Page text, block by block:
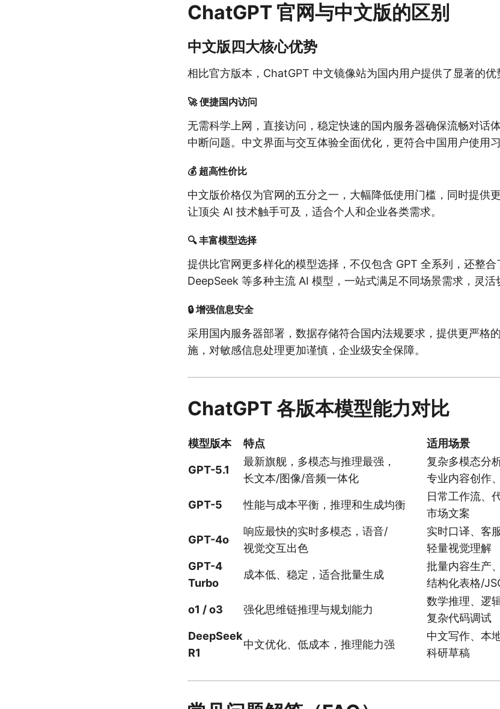
ChatGPT 官网与中文版的区别
中文版四大核心优势
相比官方版本，ChatGPT 中文镜像站为国内用户提供了显著的优
🚀 便捷国内访问
无需科学上网，直接访问，稳定快速的国内服务器确保流畅对话
中断问题。中文界面与交互体验全面优化，更符合中国用户使用习
💰 超高性价比
中文版价格仅为官网的五分之一，大幅降低使用门槛，同时提供
让顶尖 AI 技术触手可及，适合个人和企业各类需求。
🔍 丰富模型选择
提供比官网更多样化的模型选择，不仅包含 GPT 全系列，还整合
DeepSeek 等多种主流 AI 模型，一站式满足不同场景需求，灵活
🔒 增强信息安全
采用国内服务器部署，数据存储符合国内法规要求，提供更严格
施，对敏感信息处理更加谨慎，企业级安全保障。
ChatGPT 各版本模型能力对比
模型版本 特点 适用场景
GPT-5.1
最新旗舰，多模态与推理最强，
长文本/图像/音频一体化
复杂多模态分
专业内容创作
GPT-5 性能与成本平衡，推理和生成均衡
日常工作流、
市场文案
GPT-4o
响应最快的实时多模态，语音/
视觉交互出色
实时口译、客
轻量视觉理解
GPT-4
Turbo
成本低、稳定，适合批量生成
批量内容生产、
结构化表格/
o1 / o3 强化思维链推理与规划能力
数学推理、逻
复杂代码调试
DeepSeek
R1
中文优化、低成本，推理能力强
中文写作、本
科研草稿